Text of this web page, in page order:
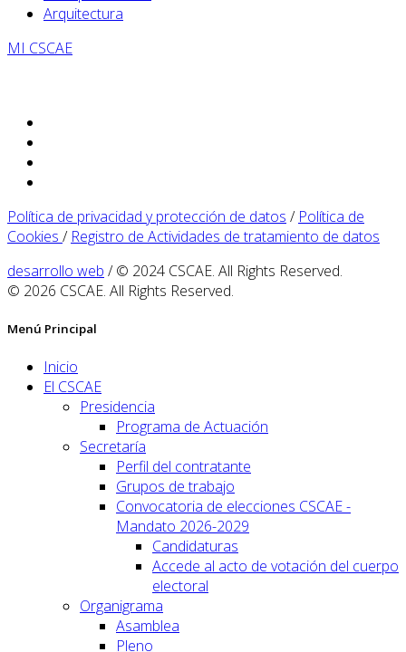
Arquitectura
MI CSCAE
Política de privacidad y protección de datos / Política de
Cookies / Registro de Actividades de tratamiento de datos
desarrollo web / © 2024 CSCAE. All Rights Reserved.
© 2026 CSCAE. All Rights Reserved.
Menú Principal
Inicio
El CSCAE
Presidencia
Programa de Actuación
Secretaría
Perfil del contratante
Grupos de trabajo
Convocatoria de elecciones CSCAE -
Mandato 2026-2029
Candidaturas
Accede al acto de votación del cuerpo
electoral
Organigrama
Asamblea
Pleno